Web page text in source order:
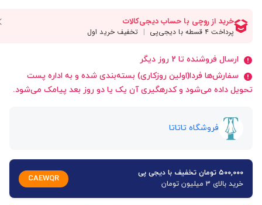
ارسال فروشنده تا 2 روز دیگر
سفارش‌ها فردا(اولین روزکاری) بسته‌بندی شده و به اداره پست
تحویل داده می‌شود و کدرهگیری آن یک یا دو روز بعد پیامک می‌شود.
فروشگاه تاتاتا
۵۰۰,۰۰۰ تومان تخفیف با دیجی پی
خرید بالای 3 میلیون تومان
CAEWQR